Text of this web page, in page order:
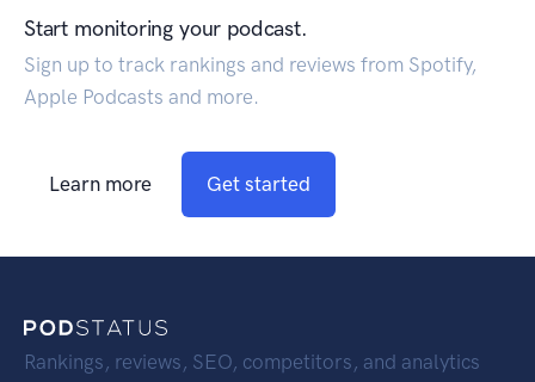
Start monitoring your podcast.
Sign up to track rankings and reviews from Spotify,
Apple Podcasts and more.
Learn more Get started
Rankings, reviews, SEO, competitors, and analytics